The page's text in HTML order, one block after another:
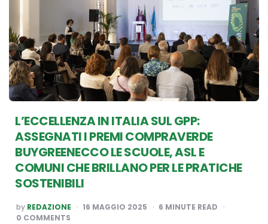
L’ECCELLENZA IN ITALIA SUL GPP:
ASSEGNATI I PREMI COMPRAVERDE
BUYGREENECCO LE SCUOLE, ASL E
COMUNI CHE BRILLANO PER LE PRATICHE
SOSTENIBILI
POSTED
BY
by REDAZIONE 16 MAGGIO 2025 6 MINUTE READ
0 COMMENTS